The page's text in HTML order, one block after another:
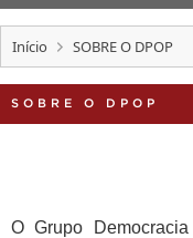
Início SOBRE O DPOP
SOBRE O DPOP
O Grupo